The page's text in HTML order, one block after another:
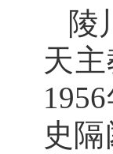
陵
天
史